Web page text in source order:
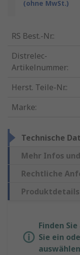
(ohne MwSt.)
RS Best.-Nr.:
Distrelec-
Artikelnummer:
Herst. Teile-Nr.:
Marke:
Technische
Mehr Infos
Rechtliche
Produktdetails
Finden
Sie ein